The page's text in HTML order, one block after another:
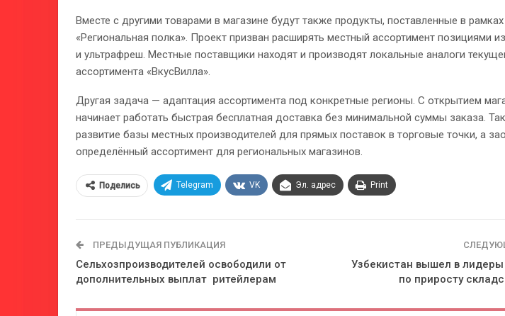
Вместе с другими товарами в магазине будут также продукты, поставленные в
«Региональная полка». Проект призван расширять местный ассортимент позициями
и ультрафреш. Местные поставщики находят и производят локальные аналоги
ассортимента «ВкусВилла».
Другая задача — адаптация ассортимента под конкретные регионы. С открытием
начинает работать быстрая бесплатная доставка без минимальной суммы заказа.
развитие базы местных производителей для прямых поставок в торговые точки, а
определённый ассортимент для региональных магазинов.
Поделись Telegram VK Эл. адрес Print
ПРЕДЫДУЩАЯ ПУБЛИКАЦИЯ
Сельхозпроизводителей освободили от
дополнительных выплат ритейлерам
Узбекистан вышел в
по приросту